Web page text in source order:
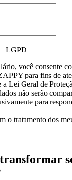
LGPD
você consente
para fins de
a Lei Geral de
não serão
para
o tratamento dos